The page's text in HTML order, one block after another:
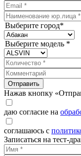
Выберите город*
Выберите модель *
Отправить
Нажав кнопку
даю согласие на
соглашаюсь с
Записаться на тест-